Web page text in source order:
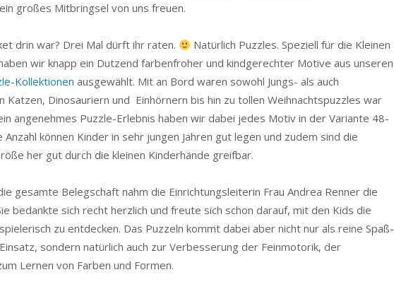
großes Mitbringsel von uns freuen.
drin war? Drei Mal dürft ihr raten.
Natürlich Puzzles. Speziell für die Kleinen
wir knapp ein Dutzend farbenfroher und kindgerechter Motive aus unseren
Kollektionen ausgewählt. Mit an Bord waren sowohl Jungs- als auch
Katzen, Dinosauriern und Einhörnern bis hin zu tollen Weihnachtspuzzles war
angenehmes Puzzle-Erlebnis haben wir dabei jedes Motiv in der Variante 48-
können Kinder in sehr jungen Jahren gut legen und zudem sind die
her gut durch die kleinen Kinderhände greifbar.
gesamte Belegschaft nahm die Einrichtungsleiterin Frau Andrea Renner die
bedankte sich recht herzlich und freute sich schon darauf, mit den Kids die
zu entdecken. Das Puzzeln kommt dabei aber nicht nur als reine Spaß-
sondern natürlich auch zur Verbesserung der Feinmotorik, der
Lernen von Farben und Formen.